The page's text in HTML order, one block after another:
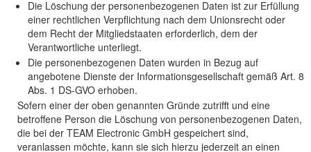
Die Löschung der personenbezogenen Daten ist zur Erfüllung
einer rechtlichen Verpflichtung nach dem Unionsrecht oder
dem Recht der Mitgliedstaaten erforderlich, dem der
Verantwortliche unterliegt.
Die personenbezogenen Daten wurden in Bezug auf
angebotene Dienste der Informationsgesellschaft gemäß Art. 8
Abs. 1 DS-GVO erhoben.
Sofern einer der oben genannten Gründe zutrifft und eine
betroffene Person die Löschung von personenbezogenen Daten,
die bei der TEAM Electronic GmbH gespeichert sind,
veranlassen möchte, kann sie sich hierzu jederzeit an einen